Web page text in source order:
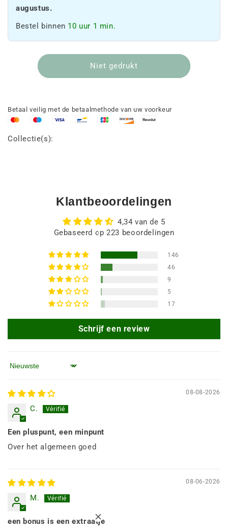
augustus.
Bestel binnen 10 uur 1 min.
Niet gedrukt
Betaal veilig met de betaalmethode van uw voorkeur
Collectie(s):
Klantbeoordelingen
4,34 van de 5
Gebaseerd op 223 beoordelingen
146
46
9
5
17
Schrijf een review
Sorteren op
08-08-2026
C.
Een pluspunt, een minpunt
Over het algemeen goed
08-06-2026
M.
een bonus is een extraatje